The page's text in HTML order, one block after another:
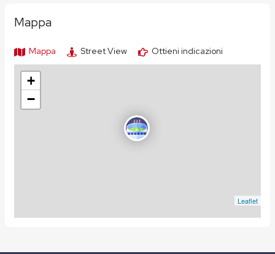
Mappa
Mappa Street View Ottieni indicazioni
+
−
Leaflet